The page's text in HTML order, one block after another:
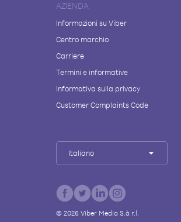
AZIENDA
Informazioni su Viber
Centro marchio
Carriere
Termini e informative
Informativa sulla privacy
Customer Complaints Code
Italiano
© 2026Viber Media S.à r.l.